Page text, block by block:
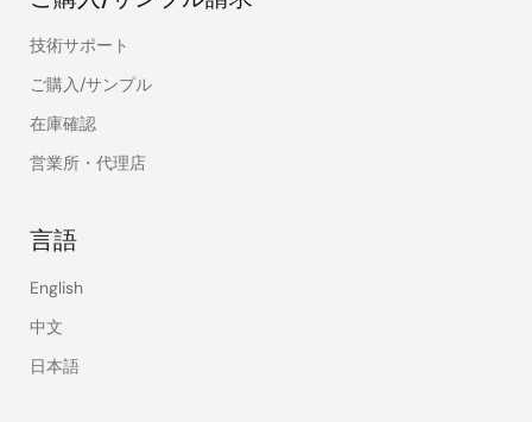
技術サポート
ご購入/サンプル
在庫確認
営業所・代理店
言語
English
中文
日本語